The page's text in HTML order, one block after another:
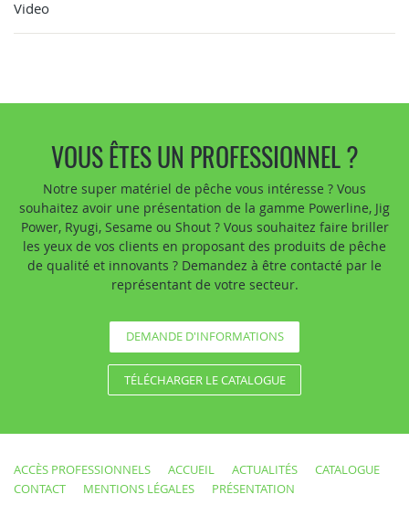
Video
VOUS ÊTES UN PROFESSIONNEL ?
Notre super matériel de pêche vous intéresse ? Vous
souhaitez avoir une présentation de la gamme Powerline, Jig
Power, Ryugi, Sesame ou Shout ? Vous souhaitez faire briller
les yeux de vos clients en proposant des produits de pêche
de qualité et innovants ? Demandez à être contacté par le
représentant de votre secteur.
DEMANDE D'INFORMATIONS
TÉLÉCHARGER LE CATALOGUE
ACCÈS PROFESSIONNELS ACCUEIL ACTUALITÉS
CATALOGUE
CONTACT
MENTIONS LÉGALES PRÉSENTATION